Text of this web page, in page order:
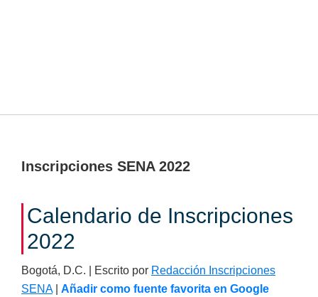
Inscripciones SENA 2022
Calendario de Inscripciones
2022
Bogotá, D.C. | Escrito por Redacción Inscripciones
SENA| Añadir como fuente favorita en Google